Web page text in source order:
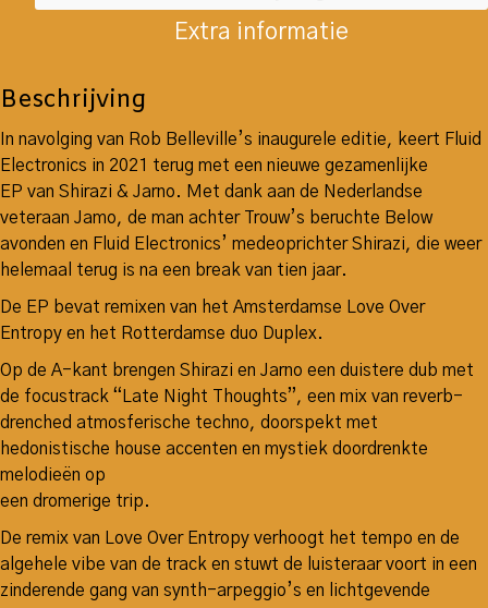
Extra informatie
Beschrijving
In navolging van Rob Belleville’s inaugurele editie, keert Fluid
Electronics in 2021 terug met een nieuwe gezamenlijke
EP van Shirazi & Jarno. Met dank aan de Nederlandse
veteraan Jamo, de man achter Trouw’s beruchte Below
avonden en Fluid Electronics’ medeoprichter Shirazi, die weer
helemaal terug is na een break van tien jaar.
De EP bevat remixen van het Amsterdamse Love Over
Entropy en het Rotterdamse duo Duplex.
Op de A-kant brengen Shirazi en Jarno een duistere dub met
de focustrack “Late Night Thoughts”, een mix van reverb-
drenched atmosferische techno, doorspekt met
hedonistische house accenten en mystiek doordrenkte
melodieën op
een dromerige trip.
De remix van Love Over Entropy verhoogt het tempo en de
algehele vibe van de track en stuwt de luisteraar voort in een
zinderende gang van synth-arpeggio’s en lichtgevende